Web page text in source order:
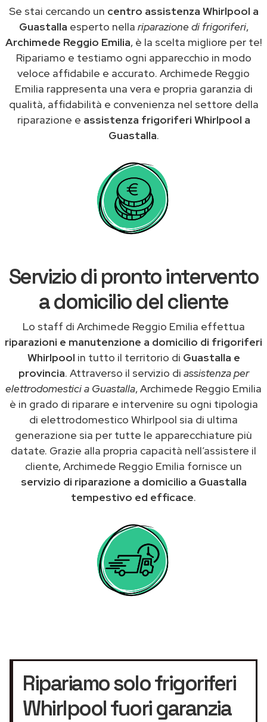
Se stai cercando un centro assistenza Whirlpool a
Guastalla esperto nella riparazione di frigoriferi,
Archimede Reggio Emilia, è la scelta migliore per te!
Ripariamo e testiamo ogni apparecchio in modo
veloce affidabile e accurato. Archimede Reggio
Emilia rappresenta una vera e propria garanzia di
qualità, affidabilità e convenienza nel settore della
riparazione e assistenza frigoriferi Whirlpool a
Guastalla.
Servizio di pronto intervento
a domicilio del cliente
Lo staff di Archimede Reggio Emilia effettua
riparazioni e manutenzione a domicilio di frigoriferi
Whirlpool in tutto il territorio di Guastalla e
provincia. Attraverso il servizio di assistenza per
elettrodomestici a Guastalla, Archimede Reggio Emilia
è in grado di riparare e intervenire su ogni tipologia
di elettrodomestico Whirlpool sia di ultima
generazione sia per tutte le apparecchiature più
datate. Grazie alla propria capacità nell’assistere il
cliente, Archimede Reggio Emilia fornisce un
servizio di riparazione a domicilio a Guastalla
tempestivo ed efficace.
Ripariamo solo frigoriferi
Whirlpool fuori garanzia